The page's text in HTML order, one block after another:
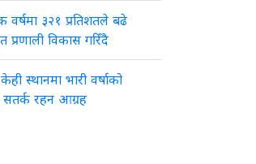
वर्षमा ३२१ प्रतिशतले बढे
प्रणाली विकास गरिँदै
स्थानमा भारी वर्षाको
सतर्क रहन आग्रह